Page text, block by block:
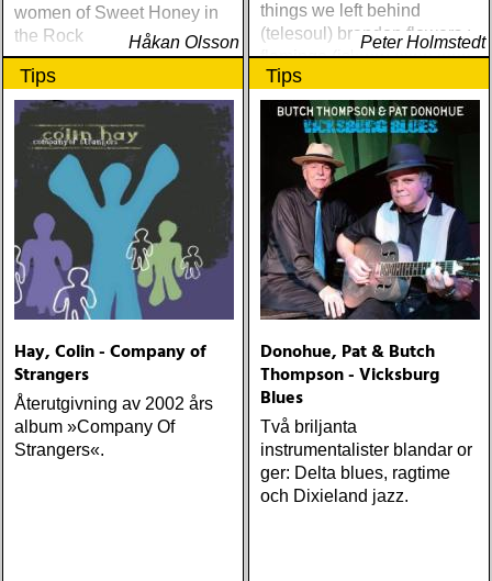
women of Sweet Honey in
the Rock
Håkan Olsson
things we left behind
(telesoul) brandon flowers :
flamingo (island) elton john
& leon russell : the union
(mercury) justin currie : the
great war (ryko)
meadowland : harbours
(oaks of mamre) rumer :
seasons of my soul
(atlantic) rob thompson :
dust (angel air) roky
erickson w/okkervil river :
true love cast out all evil
(anti-) steve poltz :
Peter Holmstedt
Tips
Hay, Colin - Company of
Strangers
Återutgivning av 2002 års
album »Company Of
Strangers«.
Tips
Donohue, Pat & Butch
Thompson - Vicksburg
Blues
Två briljanta
instrumentalister blandar or
ger: Delta blues, ragtime
och Dixieland jazz.